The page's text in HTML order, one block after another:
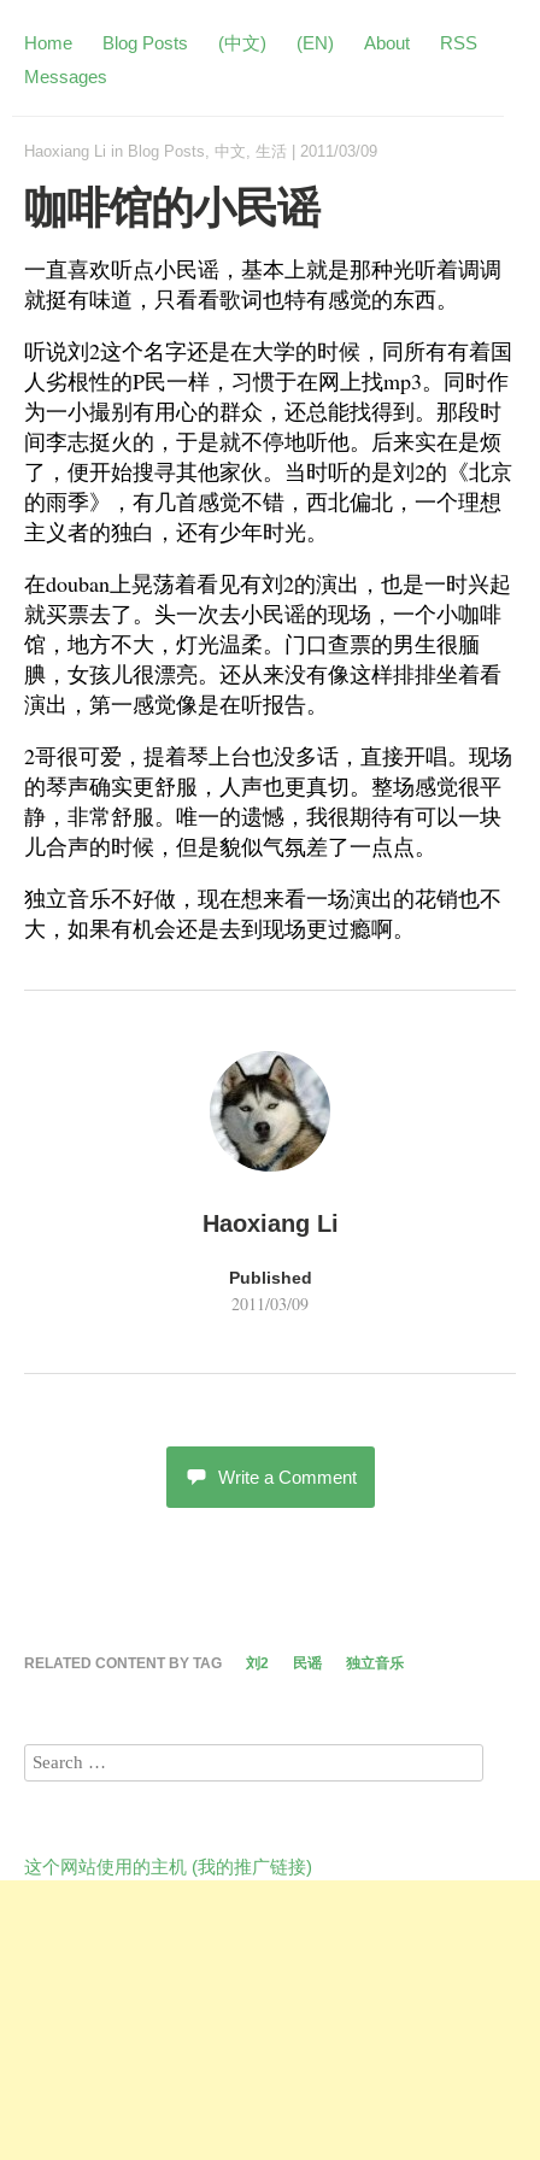
Home Blog Posts (中文) (EN) About
RSS
Messages
Haoxiang Li in Blog Posts, 中文, 生活 2011/03/09
咖啡馆的小民谣
一直喜欢听点小民谣，基本上就是那种光听着调调
就挺有味道，只看看歌词也特有感觉的东西。
听说刘2这个名字还是在大学的时候，同所有有着国
人劣根性的P民一样，习惯于在网上找mp3。同时作
为一小撮别有用心的群众，还总能找得到。那段时
间李志挺火的，于是就不停地听他。后来实在是烦
了，便开始搜寻其他家伙。当时听的是刘2的《北京
的雨季》，有几首感觉不错，西北偏北，一个理想
主义者的独白，还有少年时光。
在douban上晃荡着看见有刘2的演出，也是一时兴起
就买票去了。头一次去小民谣的现场，一个小咖啡
馆，地方不大，灯光温柔。门口查票的男生很腼
腆，女孩儿很漂亮。还从来没有像这样排排坐着看
演出，第一感觉像是在听报告。
2哥很可爱，提着琴上台也没多话，直接开唱。现场
的琴声确实更舒服，人声也更真切。整场感觉很平
静，非常舒服。唯一的遗憾，我很期待有可以一块
儿合声的时候，但是貌似气氛差了一点点。
独立音乐不好做，现在想来看一场演出的花销也不
大，如果有机会还是去到现场更过瘾啊。
Haoxiang Li
Published
2011/03/09
Write a Comment
RELATED CONTENT BY TAG 刘2 民谣 独立音乐
这个网站使用的主机 (我的推广链接)